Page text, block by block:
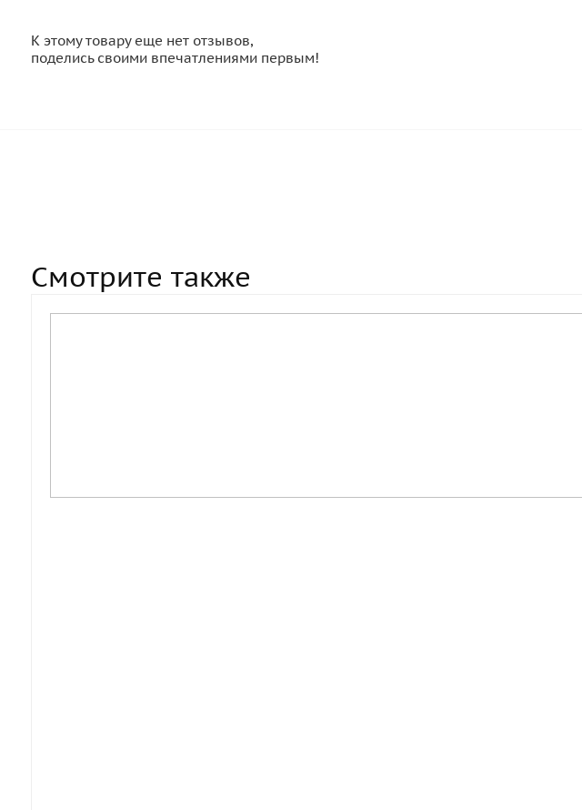
К этому товару еще нет отзывов,
поделись своими впечатлениями первым!
Смотрите также